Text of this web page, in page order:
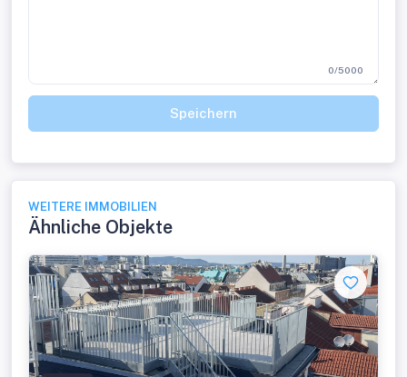
0/5000
Speichern
WEITERE IMMOBILIEN
Ähnliche Objekte